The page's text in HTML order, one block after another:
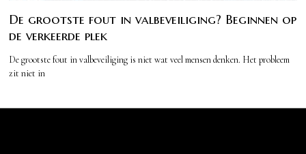
De grootste fout in valbeveiliging? Beginnen op
de verkeerde plek
De grootste fout in valbeveiliging is niet wat veel mensen denken. Het probleem
zit niet in